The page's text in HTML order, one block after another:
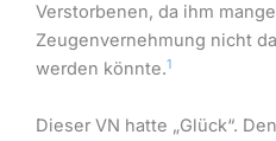
Verstorbenen, da ihm
Zeugenvernehmung nicht
werden könnte.1
Dieser VN hatte „Glück“.